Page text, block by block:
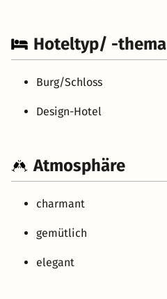
Hoteltyp/ -thema
Burg/Schloss
Design-Hotel
Atmosphäre
charmant
gemütlich
elegant